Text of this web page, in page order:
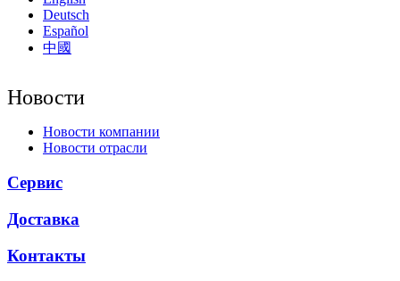
Deutsch
Español
中國
Новости
Новости компании
Новости отрасли
Сервис
Доставка
Контакты